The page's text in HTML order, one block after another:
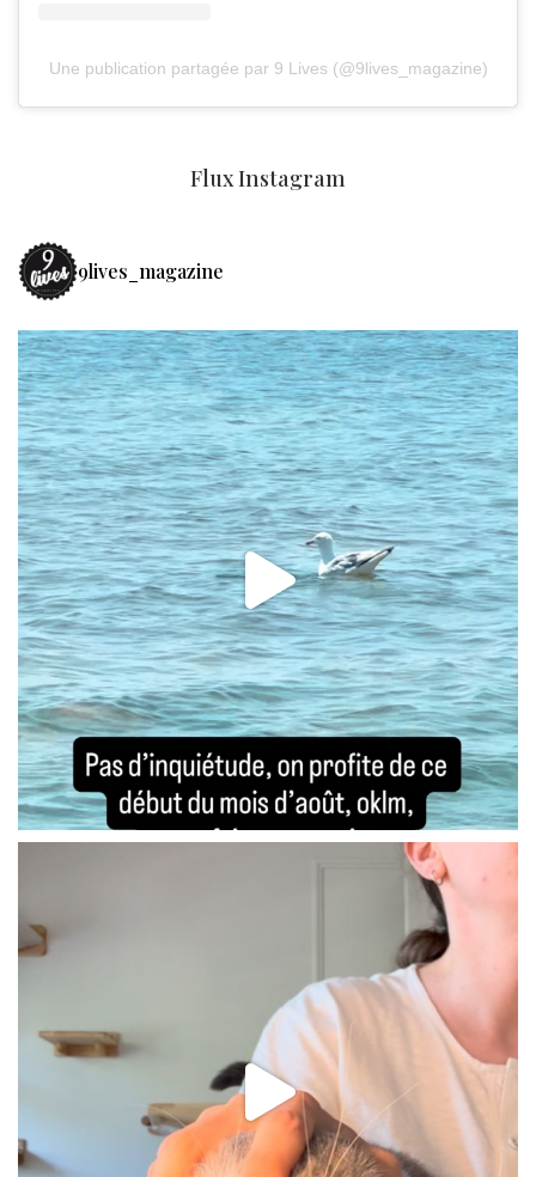
Une publication partagée par 9 Lives (@9lives_magazine)
Flux Instagram
9lives_magazine